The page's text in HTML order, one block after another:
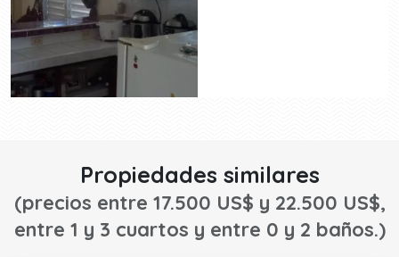
Propiedades similares
(precios entre 17.500 US$ y 22.500 US$,
entre 1 y 3 cuartos y entre 0 y 2 baños.)